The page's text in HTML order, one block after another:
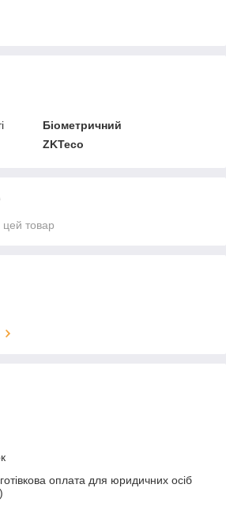
Біометричний
ZKTeco
цей товар
оплата для юридичних осіб